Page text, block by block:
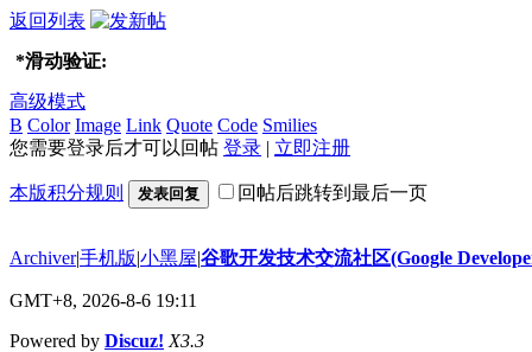
返回列表
*滑动验证:
高级模式
B Color Image Link Quote Code Smilies
您需要登录后才可以回帖 登录 | 立即注册
本版积分规则 发表回复 回帖后跳转到最后一页
Archiver|手机版|小黑屋|谷歌开发技术交流社区(Google
GMT+8, 2026-8-6 19:11
Powered by Discuz! X3.3